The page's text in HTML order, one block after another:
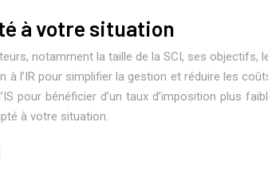
à votre situation
notamment la taille de la SCI, ses
à l’IR pour simplifier la gestion et réduire les
pour bénéficier d’un taux d’imposition plus
à votre situation.